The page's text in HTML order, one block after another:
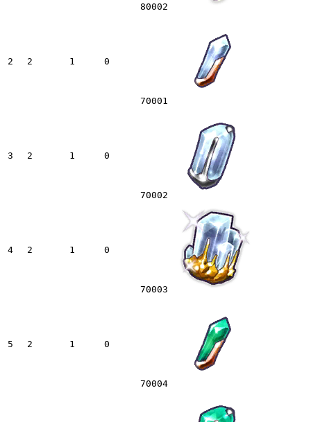
80002
2 2 1 0
70001
3 2 1 0
70002
4 2 1 0
70003
5 2 1 0
70004